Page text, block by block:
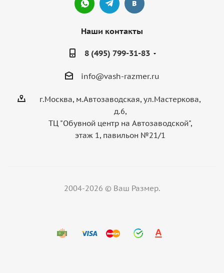
Наши контакты
8 (495) 799-31-83
info@vash-razmer.ru
г.Москва, м.Автозаводская, ул.Мастеркова,
д.6,
ТЦ "Обувной центр на Автозаводской",
этаж 1, павильон №21/1
2004-2026 © Ваш Размер.